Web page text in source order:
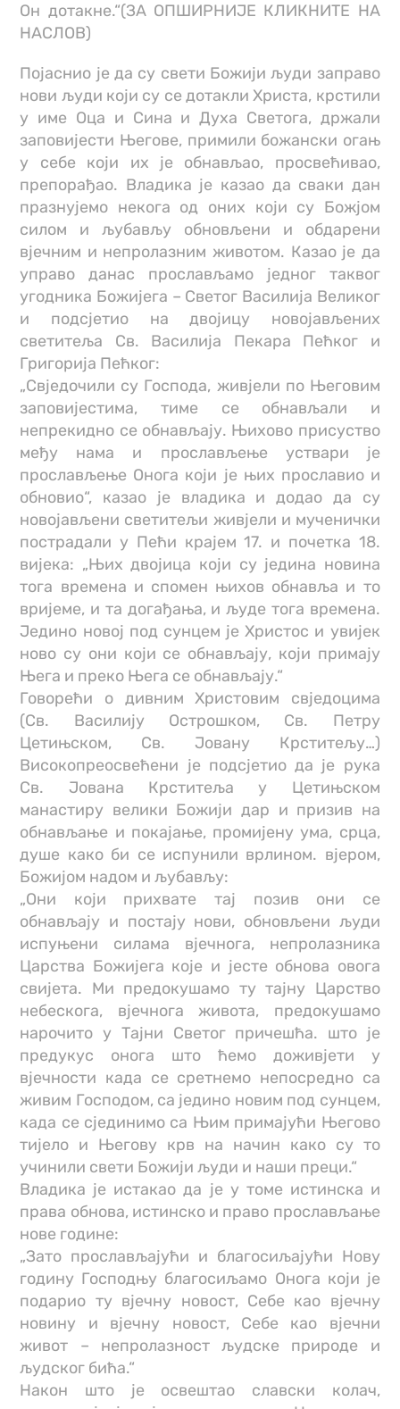
Он дотакне.“(ЗА ОПШИРНИЈЕ КЛИКНИТЕ НА
НАСЛОВ)
Појаснио је да су свети Божији људи заправо
нови људи који су се дотакли Христа, крстили
у име Оца и Сина и Духа Светога, држали
заповијести Његове, примили божански огањ
у себе који их је обнављао, просвећивао,
препорађао. Владика је казао да сваки дан
празнујемо некога од оних који су Божјом
силом и љубављу обновљени и обдарени
вјечним и непролазним животом. Казао је да
управо данас прослављамо једног таквог
угодника Божијега – Светог Василија Великог
и подсјетио на двојицу новојављених
светитеља Св. Василија Пекара Пећког и
Григорија Пећког:
„Свједочили су Господа, живјели по Његовим
заповијестима, тиме се обнављали и
непрекидно се обнављају. Њихово присуство
међу нама и прослављење уствари је
прослављење Онога који је њих прославио и
обновио“, казао је владика и додао да су
новојављени светитељи живјели и мученички
пострадали у Пећи крајем 17. и почетка 18.
вијека: „Њих двојица који су једина новина
тога времена и спомен њихов обнавља и то
вријеме, и та догађања, и људе тога времена.
Једино новој под сунцем је Христос и увијек
ново су они који се обнављају, који примају
Њега и преко Њега се обнављају.“
Говорећи о дивним Христовим свједоцима
(Св. Василију Острошком, Св. Петру
Цетињском, Св. Јовану Крститељу…)
Високопреосвећени је подсјетио да је рука
Св. Јована Крститеља у Цетињском
манастиру велики Божији дар и призив на
обнављање и покајање, промијену ума, срца,
душе како би се испунили врлином. вјером,
Божијом надом и љубављу:
„Они који прихвате тај позив они се
обнављају и постају нови, обновљени људи
испуњени силама вјечнога, непролазника
Царства Божијега које и јесте обнова овога
свијета. Ми предокушамо ту тајну Царство
небескога, вјечнога живота, предокушамо
нарочито у Тајни Светог причешћа. што је
предукус онога што ћемо доживјети у
вјечности када се сретнемо непосредно са
живим Господом, са једино новим под сунцем,
када се сјединимо са Њим примајући Његово
тијело и Његову крв на начин како су то
учинили свети Божији људи и наши преци.“
Владика је истакао да је у томе истинска и
права обнова, истинско и право прослављање
нове године:
„Зато прослављајући и благосиљајући Нову
годину Господњу благосиљамо Онога који је
подарио ту вјечну новост, Себе као вјечну
новину и вјечну новост, Себе као вјечни
живот – непролазност људске природе и
људског бића.“
Након што је освештао славски колач,